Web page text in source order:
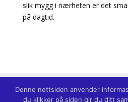
slik mygg i nærheten er det
på dagtid.
Denne nettsiden anvender
du klikker på siden gir du ditt